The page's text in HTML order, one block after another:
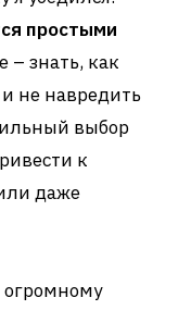
простыми
– знать, как
не навредить
выбор
к
даже